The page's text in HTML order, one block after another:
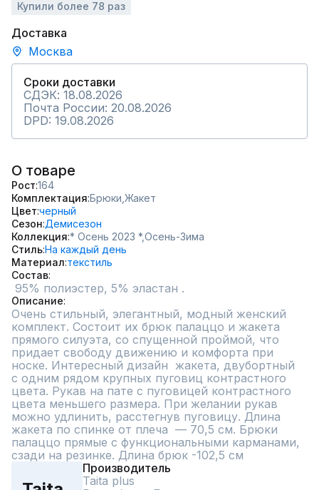
Купили более 78 раз
Доставка
Москва
Сроки доставки
СДЭК: 18.08.2026
Почта России: 20.08.2026
DPD: 19.08.2026
О товаре
Рост 164
Комплектация Брюки, Жакет
Цвет черный
Сезон Демисезон
Коллекция * Осень 2023 *,Осень-Зима
СтильНа каждый день
Материал текстиль
Состав
95% полиэстер, 5% эластан .
Описание
Очень стильный, элегантный, модный женский
комплект. Состоит их брюк палаццо и жакета
прямого силуэта, со спущенной проймой, что
придает свободу движению и комфорта при
носке. Интересный дизайн  жакета, двубортный
с одним рядом крупных пуговиц контрастного
цвета. Рукав на пате с пуговицей контрастного
цвета меньшего размера. При желании рукав
можно удлинить, расстегнув пуговицу. Длина
жакета по спинке от плеча  — 70,5 см. Брюки
палаццо прямые с функциональными карманами,
сзади на резинке. Длина брюк -102,5 см
Производитель
Taita plus